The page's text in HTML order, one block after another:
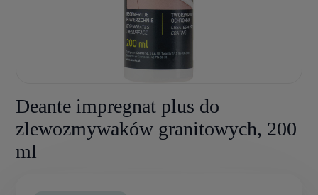
Deante impregnat plus do
zlewozmywaków granitowych, 200
ml